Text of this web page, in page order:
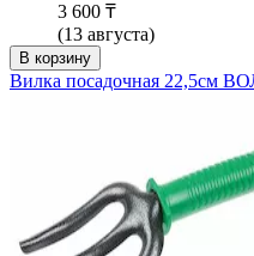
3 600 ₸
(13 августа)
В корзину
Вилка посадочная 22,5см